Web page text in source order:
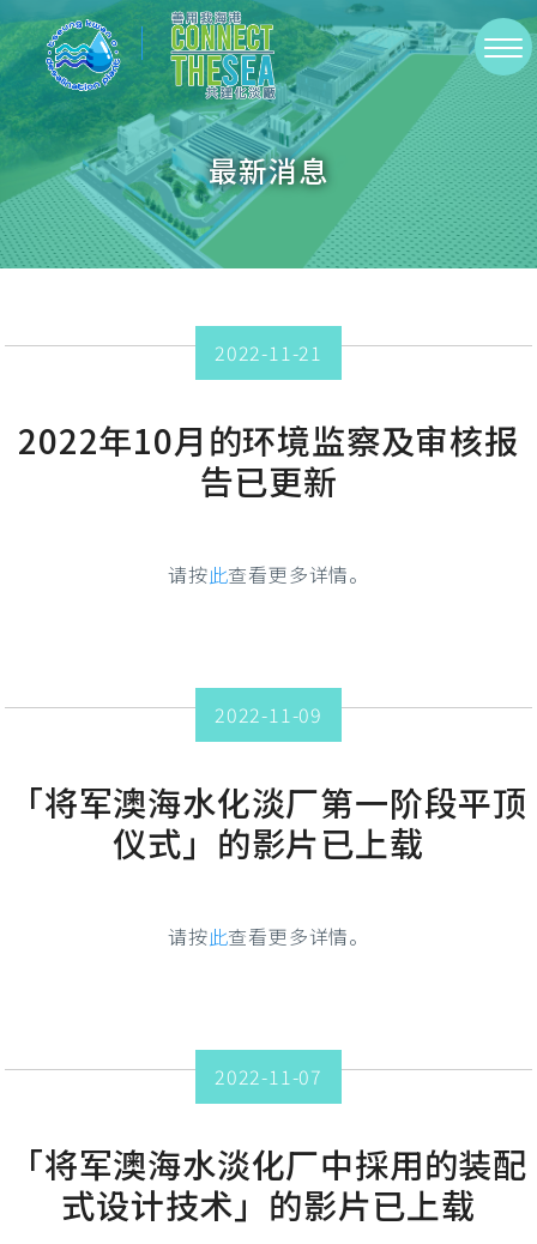
Skip
to
main
content
切
換
選
單
最新消息
2022-11-21
2022年10月的环境监察及审核报
告已更新
请按此查看更多详情。
2022-11-09
「将军澳海水化淡厂第一阶段平顶
仪式」的影片已上载
请按此查看更多详情。
2022-11-07
「将军澳海水淡化厂中採用的装配
式设计技术」的影片已上载